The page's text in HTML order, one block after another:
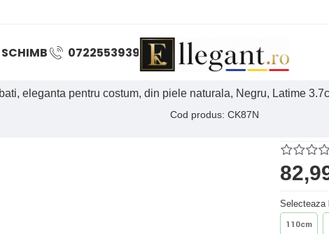
0722553939
eleganta pentru costum, din piele naturala, Negru, Latime
Cod produs: CK87N
Selecteaza
110cm